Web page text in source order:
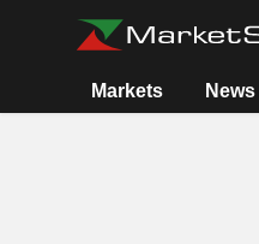
Markets News